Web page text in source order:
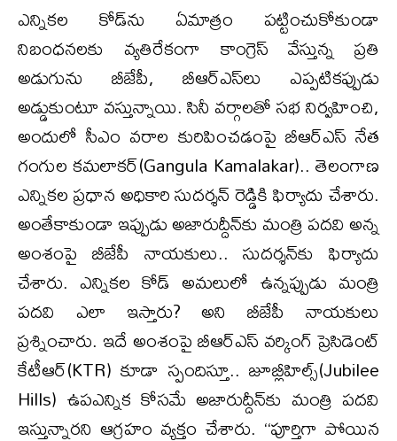
ఎన్నికల కోడ్‌ను ఏమాత్రం పట్టించుకోకుండా
నిబంధనలకు వ్యతిరేకంగా కాంగ్రెస్ వేస్తున్న ప్రతి
అడుగును బీజేపీ, బీఆర్ఎస్‌లు ఎప్పటికప్పుడు
అడ్డుకుంటూ వస్తున్నాయి. సినీ వర్గాలతో సభ నిర్వహించి,
అందులో సీఎం వరాల కురిపించడంపై బీఆర్ఎస్ నేత
గంగుల కమలాకర్(Gangula Kamalakar).. తెలంగాణ
ఎన్నికల ప్రధాన అధికారి సుదర్శన్ రెడ్డికి ఫిర్యాదు చేశారు.
అంతేకాకుండా ఇప్పుడు అజారుద్దీన్‌కు మంత్రి పదవి అన్న
అంశంపై బీజేపీ నాయకులు.. సుదర్శన్‌కు ఫిర్యాదు
చేశారు. ఎన్నికల కోడ్ అమలులో ఉన్నప్పుడు మంత్రి
పదవి ఎలా ఇస్తారు? అని బీజేపీ నాయకులు
ప్రశ్నించారు. ఇదే అంశంపై బీఆర్ఎస్ వర్కింగ్ ప్రెసిడెంట్
కేటీఆర్(KTR) కూడా స్పందిస్తూ.. జూబ్లీహిల్స్(Jubilee
Hills) ఉపఎన్నిక కోసమే అజారుద్దీన్‌కు మంత్రి పదవి
ఇస్తున్నారని ఆగ్రహం వ్యక్తం చేశారు. ‘‘పూర్తిగా పోయిన